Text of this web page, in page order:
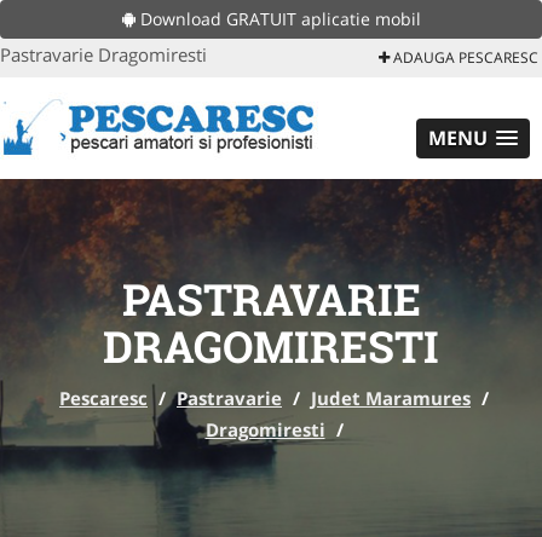
Download GRATUIT aplicatie mobil
Pastravarie Dragomiresti ADAUGA PESCARESC
MENU
PASTRAVARIE
DRAGOMIRESTI
Pescaresc / Pastravarie / Judet Maramures /
Dragomiresti /